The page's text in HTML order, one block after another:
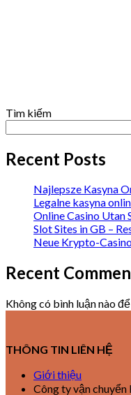
Tìm kiếm
Recent Posts
Najlepsze Kasyna
Legalne kasyna
Online Casino Utan
Slot Sites in GB –
Neue Krypto-
Recent
Không có bình luận nào
THÔNG TIN LIÊN HỆ
Giới thiệu
Công ty vận